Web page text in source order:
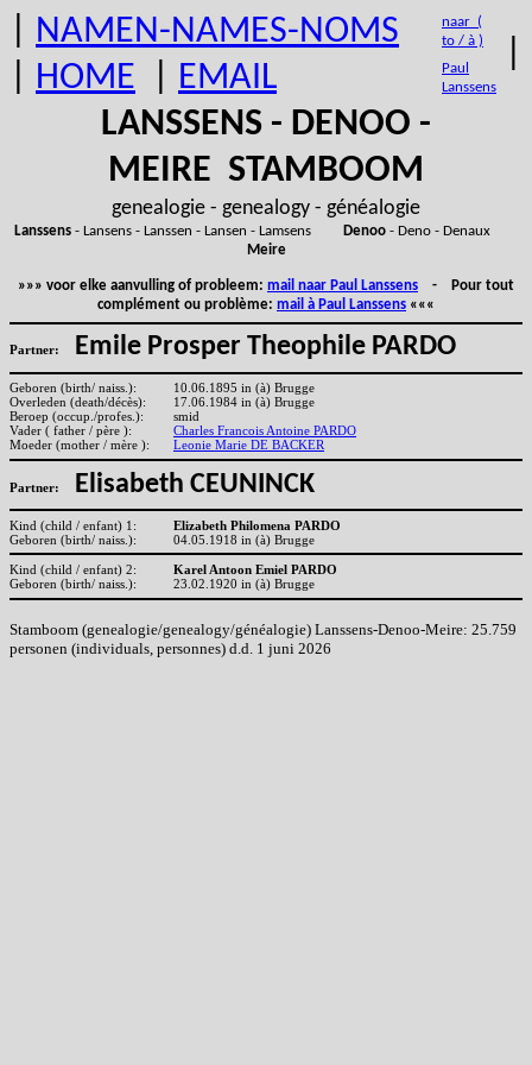
NAMEN-NAMES-NOMS
HOME EMAIL
naar (
to / à )
Paul
Lanssens
LANSSENS - DENOO -
MEIRE STAMBOOM
genealogie - genealogy - généalogie
Lanssens- Lansens - Lanssen - Lansen - Lamsens Denoo- Deno - Denaux
Meire
»»» voor elke aanvulling of probleem: mail naar Paul Lanssens - Pour tout
complément ou problème: mail à Paul Lanssens «««
Partner: Emile Prosper Theophile PARDO
Geboren (birth/ naiss.):
10.06.1895 in (à) Brugge
Overleden (death/décès):
17.06.1984 in (à) Brugge
Beroep (occup./profes.):
smid
Vader ( father / père ):
Charles Francois Antoine PARDO
Moeder (mother / mère ):
Leonie Marie DE BACKER
Partner: Elisabeth CEUNINCK
Kind (child / enfant) 1:
Elizabeth Philomena PARDO
Geboren (birth/ naiss.):
04.05.1918 in (à) Brugge
Kind (child / enfant) 2:
Karel Antoon Emiel PARDO
Geboren (birth/ naiss.):
23.02.1920 in (à) Brugge
Stamboom (genealogie/genealogy/généalogie) Lanssens-Denoo-Meire: 25.759
personen (individuals, personnes) d.d. 1 juni 2026